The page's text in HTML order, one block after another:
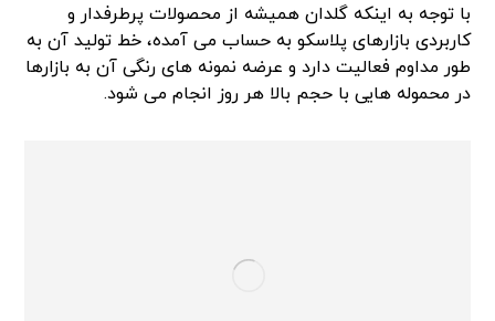
با توجه به اینکه گلدان همیشه از محصولات پرطرفدار و
کاربردی بازارهای پلاسکو به حساب می آمده، خط تولید آن به
طور مداوم فعالیت دارد و عرضه نمونه های رنگی آن به بازارها
در محموله هایی با حجم بالا هر روز انجام می شود.